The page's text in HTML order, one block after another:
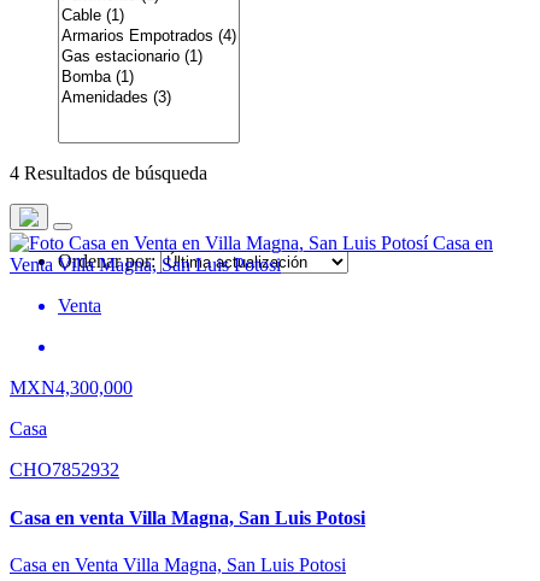
4 Resultados de búsqueda
Ordenar por:
Venta
MXN4,300,000
Casa
CHO7852932
Casa en venta Villa Magna, San Luis Potosi
Casa en Venta Villa Magna, San Luis Potosi